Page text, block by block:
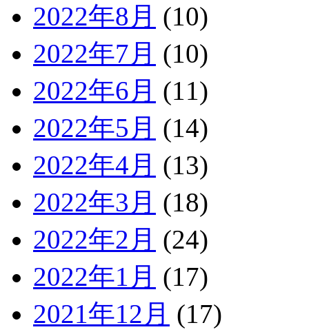
2022年8月 (10)
2022年7月 (10)
2022年6月 (11)
2022年5月 (14)
2022年4月 (13)
2022年3月 (18)
2022年2月 (24)
2022年1月 (17)
2021年12月 (17)